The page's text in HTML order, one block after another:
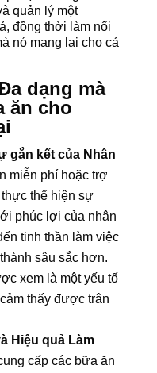
quản lý một
đồng thời làm nổi
nó mang lại cho cả
dạng mà
ăn cho
gắn kết của Nhân
miễn phí hoặc trợ
thể hiện sự
phúc lợi của nhân
tinh thần làm việc
sâu sắc hơn.
xem là một yếu tố
thấy được trân
Hiệu quả Làm
cấp các bữa ăn